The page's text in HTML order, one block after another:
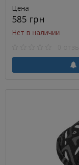
Цена
585 грн
Нет в наличии